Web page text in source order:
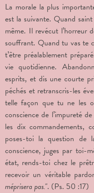
La morale la plus
est la suivante. Quand
même. Il revécut l’horreur
souffrant. Quand tu vas te
t’être préalablement
vie quotidienne.
esprits, et dis une courte
péchés et retranscris-les
telle façon que tu ne les
conscience de l’impureté
les dix commandements,
poses-toi la question de
conscience, juges par toi-
état, rends-toi chez le
recevoir un véritable
méprisera pas.". (Ps. 50 :17)